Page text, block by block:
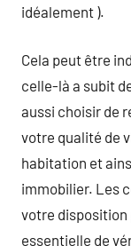
idéalement ).
Cela peut être
celle-là a subit
aussi choisir de
votre qualité de
habitation et
immobilier. Les
votre disposition
essentielle de